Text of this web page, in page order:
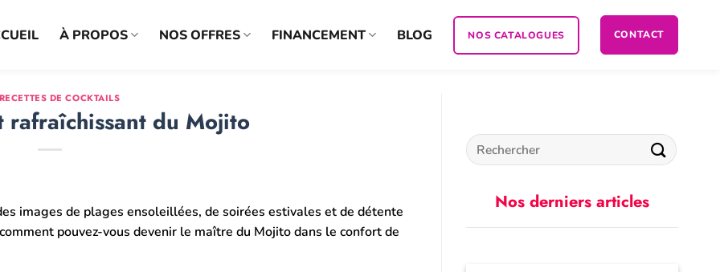
À PROPOS NOS OFFRES FINANCEMENT BLOG NOS CATALOGUES CONTACT
DE COCKTAILS
rafraîchissant du Mojito
images de plages ensoleillées, de soirées estivales et de détente
pouvez-vous devenir le maître du Mojito dans le confort de
Nos derniers articles